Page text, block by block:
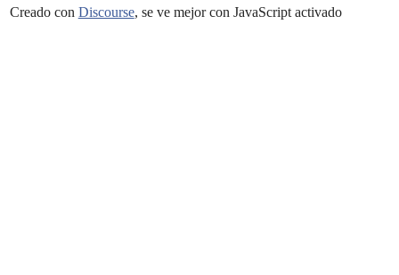
Creado con Discourse, se ve mejor con JavaScript activado